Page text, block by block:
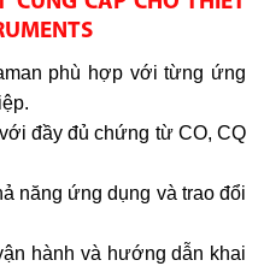
phù hợp với từng ứng
đầy đủ chứng từ CO, CQ
năng ứng dụng và trao đổi
hành và hướng dẫn khai